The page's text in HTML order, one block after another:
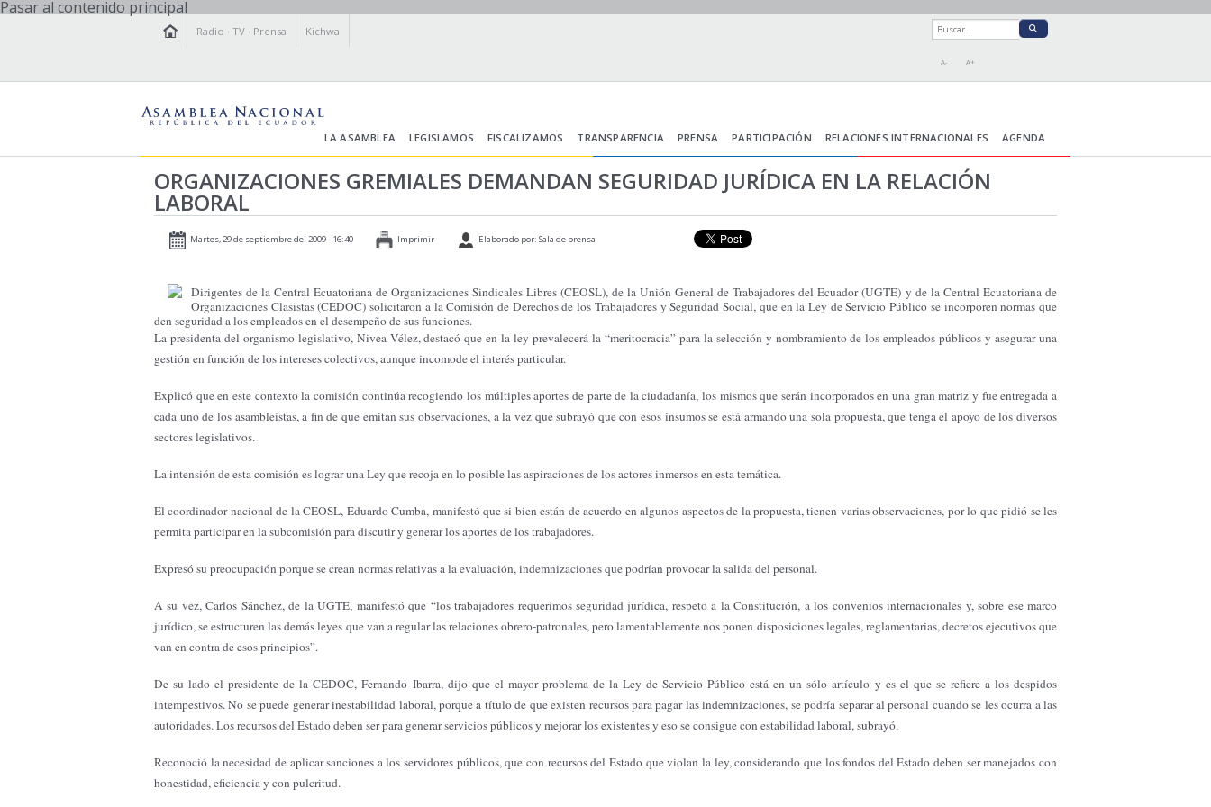
Pasar al contenido principal
Radio ·TV · Prensa Kichwa
A- A+
LA ASAMBLEA LEGISLAMOS FISCALIZAMOS TRANSPARENCIA PRENSA PARTICIPACIÓN RELACIONES INTERNACIONALES AGENDA
ORGANIZACIONES GREMIALES DEMANDAN SEGURIDAD JURÍDICA EN LA RELACIÓN
LABORAL
Martes, 29 de septiembre del 2009 - 16:40 Imprimir Elaborado por: Sala de prensa
Dirigentes de la Central Ecuatoriana de Organizaciones Sindicales Libres (CEOSL), de la Unión General de Trabajadores del Ecuador (UGTE) y de la Central Ecuatoriana de
Organizaciones Clasistas (CEDOC) solicitaron a la Comisión de Derechos de los Trabajadores y Seguridad Social, que en la Ley de Servicio Público se incorporen normas que
den seguridad a los empleados en el desempeño de sus funciones.
La presidenta del organismo legislativo, Nivea Vélez, destacó que en la ley prevalecerá la “meritocracia” para la selección y nombramiento de los empleados públicos y asegurar una
gestión en función de los intereses colectivos, aunque incomode el interés particular.
Explicó que en este contexto la comisión continúa recogiendo los múltiples aportes de parte de la ciudadanía, los mismos que serán incorporados en una gran matriz y fue entregada a
cada uno de los asambleístas, a fin de que emitan sus observaciones, a la vez que subrayó que con esos insumos se está armando una sola propuesta, que tenga el apoyo de los diversos
sectores legislativos.
La intensión de esta comisión es lograr una Ley que recoja en lo posible las aspiraciones de los actores inmersos en esta temática.
El coordinador nacional de la CEOSL, Eduardo Cumba, manifestó que si bien están de acuerdo en algunos aspectos de la propuesta, tienen varias observaciones, por lo que pidió se les
permita participar en la subcomisión para discutir y generar los aportes de los trabajadores.
Expresó su preocupación porque se crean normas relativas a la evaluación, indemnizaciones que podrían provocar la salida del personal.
A su vez, Carlos Sánchez, de la UGTE, manifestó que “los trabajadores requerimos seguridad jurídica, respeto a la Constitución, a los convenios internacionales y, sobre ese marco
jurídico, se estructuren las demás leyes que van a regular las relaciones obrero-patronales, pero lamentablemente nos ponen disposiciones legales, reglamentarias, decretos ejecutivos que
van en contra de esos principios”.
De su lado el presidente de la CEDOC, Fernando Ibarra, dijo que el mayor problema de la Ley de Servicio Público está en un sólo artículo y es el que se refiere a los despidos
intempestivos. No se puede generar inestabilidad laboral, porque a título de que existen recursos para pagar las indemnizaciones, se podría separar al personal cuando se les ocurra a las
autoridades. Los recursos del Estado deben ser para generar servicios públicos y mejorar los existentes y eso se consigue con estabilidad laboral, subrayó.
Reconoció la necesidad de aplicar sanciones a los servidores públicos, que con recursos del Estado que violan la ley, considerando que los fondos del Estado deben ser manejados con
honestidad, eficiencia y con pulcritud.